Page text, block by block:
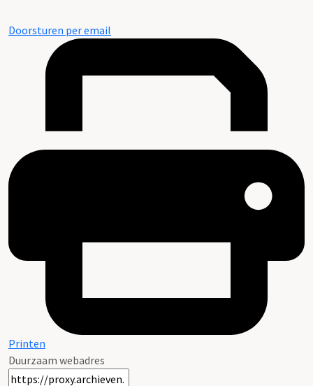
Doorsturen per email
Printen
Duurzaam webadres